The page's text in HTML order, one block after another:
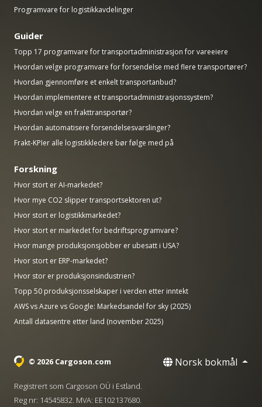
Programvare for logistikkavdelinger
Guider
Topp 17 programvare for transportadministrasjon for vareeiere
Hvordan velge programvare for forsendelse med flere transportører?
Hvordan gjennomføre et enkelt transportanbud?
Hvordan implementere et transportadministrasjonssystem?
Hvordan velge en frakttransportør?
Hvordan automatisere forsendelsesvarslinger?
Frakt-KPIer alle logistikkledere bør følge med på
Forskning
Hvor stort er AI-markedet?
Hvor mye CO2 slipper transportsektoren ut?
Hvor stort er logistikkmarkedet?
Hvor stort er markedet for bedriftsprogramvare?
Hvor mange produksjonsjobber er ubesatt i USA?
Hvor stort er ERP-markedet?
Hvor stor er produksjonsindustrien?
Topp 50 produksjonsselskaper i verden etter inntekt
AWS vs Azure vs Google: Markedsandel for sky (2025)
Antall datasentre etter land (november 2025)
© 2026 Cargoson.com Norsk bokmål
Registrert som Cargoson OÜ i Estland.
Reg nr: 14545832. MVA: EE102137680.